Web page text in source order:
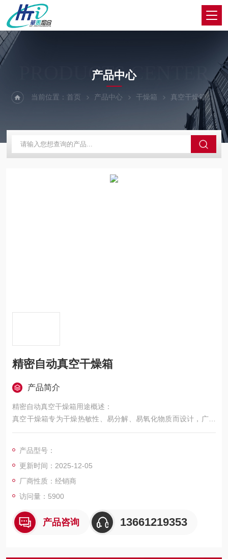
PRODUCTS CENTER
产品中心
当前位置：首页 产品中心 干燥箱 真空干燥箱 精
精密自动真空干燥箱
产品简介
精密自动真空干燥箱用途概述：
真空干燥箱专为干燥热敏性、易分解、易氧化物质而设计，广泛
用于医药、食品、轻工、化工、农业科研、环境保护等实验领
产品型号：
更新时间：2025-12-05
厂商性质：经销商
访问量：5900
产品咨询 13661219353